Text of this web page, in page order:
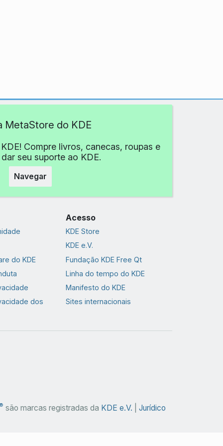
MetaStore do KDE
Compre livros, canecas, roupas e
seu suporte ao KDE.
Navegar
do KDE
dos
Acesso
KDE Store
KDE e.V.
Fundação KDE Free Qt
Linha do tempo do KDE
Manifesto do KDE
Sites internacionais
são marcas registradas da KDE e.V. Jurídico